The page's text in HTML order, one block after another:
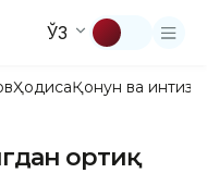
ЎЗ
ҲодисаҚонун ва
ортиқ